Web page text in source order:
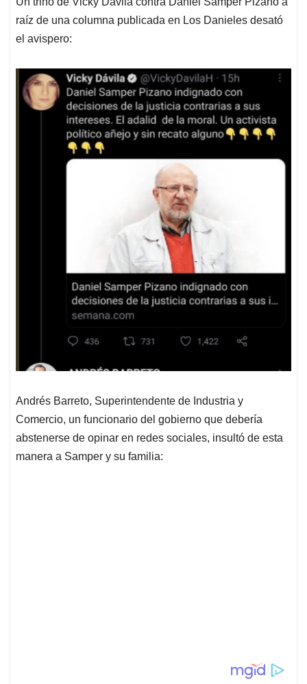
s
A
p
b
o
o
e
d
l
a
d
raíz de una columna publicada en Los Danieles desató
el avispero:
Andrés Barreto, Superintendente de Industria y
Comercio, un funcionario del gobierno que debería
abstenerse de opinar en redes sociales, insultó de esta
manera a Samper y su familia: